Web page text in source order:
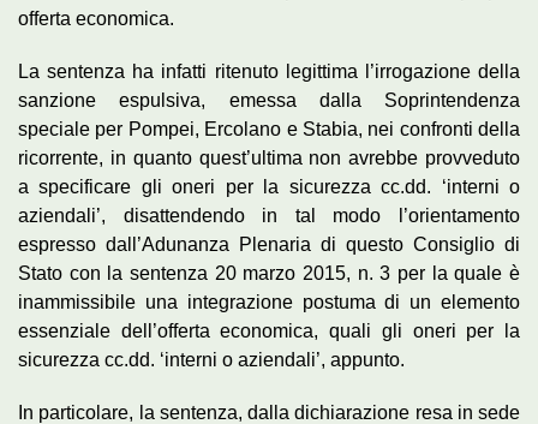
offerta economica.
La sentenza ha infatti ritenuto legittima l’irrogazione della
sanzione espulsiva, emessa dalla Soprintendenza
speciale per Pompei, Ercolano e Stabia, nei confronti della
ricorrente, in quanto quest’ultima non avrebbe provveduto
a specificare gli oneri per la sicurezza cc.dd. ‘interni o
aziendali’, disattendendo in tal modo l’orientamento
espresso dall’Adunanza Plenaria di questo Consiglio di
Stato con la sentenza 20 marzo 2015, n. 3 per la quale è
inammissibile una integrazione postuma di un elemento
essenziale dell’offerta economica, quali gli oneri per la
sicurezza cc.dd. ‘interni o aziendali’, appunto.
In particolare, la sentenza, dalla dichiarazione resa in sede